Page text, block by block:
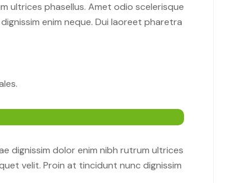
ultrices phasellus. Amet odio scelerisque
enim neque. Dui laoreet pharetra
dignissim dolor enim nibh rutrum ultrices
velit. Proin at tincidunt nunc dignissim